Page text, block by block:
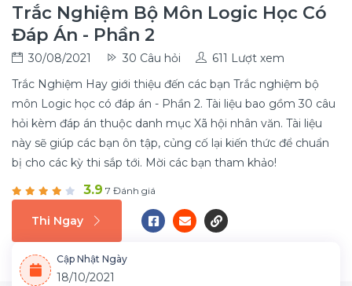
Trắc Nghiệm Bộ Môn Logic Học Có
Đáp Án - Phần 2
30/08/2021 30 Câu hỏi
611 Lượt xem
Trắc Nghiệm Hay giới thiệu đến các bạn Trắc nghiệm bộ
môn Logic học có đáp án - Phần 2. Tài liệu bao gồm 30 câu
hỏi kèm đáp án thuộc danh mục Xã hội nhân văn. Tài liệu
này sẽ giúp các bạn ôn tập, củng cố lại kiến thức để chuẩn
bị cho các kỳ thi sắp tới. Mời các bạn tham khảo!
3.9 7 Đánh giá
Thi Ngay
Cập Nhật Ngày
18/10/2021